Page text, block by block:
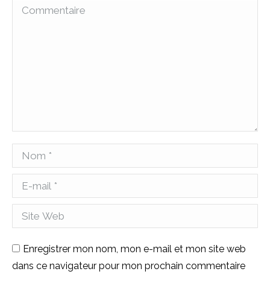
Commentaire
Nom *
E-mail *
Site Web
Enregistrer mon nom, mon e-mail et mon site web
dans ce navigateur pour mon prochain commentaire